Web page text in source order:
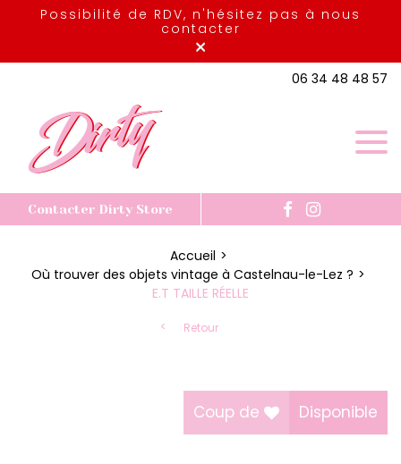
Possibilité de RDV, n'hésitez pas à nous
contacter
×
06 34 48 48 57
Contacter Dirty Store
Accueil
Où trouver des objets vintage à Castelnau-le-Lez ?
E.T TAILLE RÉELLE
Retour
Coup de Disponible